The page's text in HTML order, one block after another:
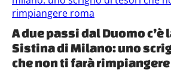
A due passi dal Duomo c’è
Sistina di Milano: uno
che non ti farà rimpiangere